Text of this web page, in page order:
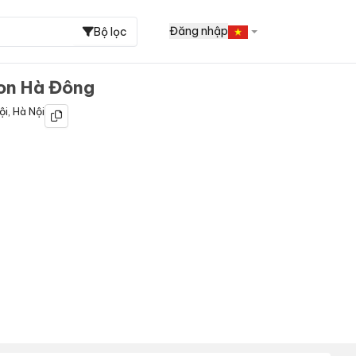
Bộ lọc Đăng nhập
Hà Đông
Hà Nội